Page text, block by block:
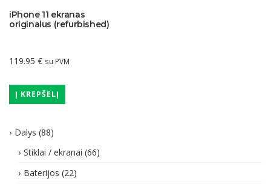
iPhone 11 ekranas
originalus (refurbished)
119.95 € su PVM
Į KREPŠELĮ
Dalys (88)
Stiklai / ekranai (66)
Baterijos (22)